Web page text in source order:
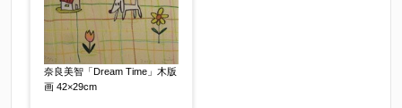
奈良美智「Dream Time」木版
画 42×29cm